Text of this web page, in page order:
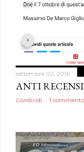
settembre 02, 2016
ANTI
Condividi 1 commento